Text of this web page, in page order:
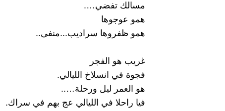
مسالك تفضي….
همو عوجوها
همو ظفروها سراديب...منفى..
غريب هو الفجر
فجوة في انسلاخ الليالي.
هو العمر ليل ورحلة…..
فيا راحلا في الليالي عج بهم في سراك.